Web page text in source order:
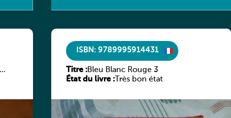
ISBN: 9789995914431
Titre :Bleu Blanc Rouge 3
État du livre : Très bon état